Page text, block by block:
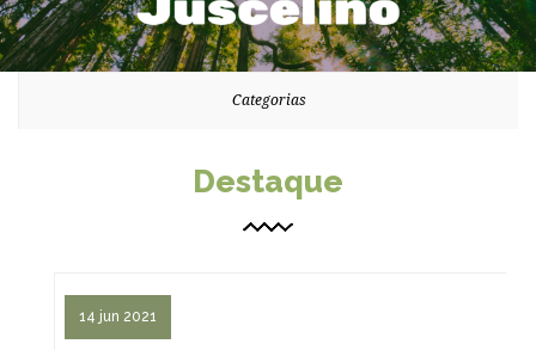
Categorias
Destaque
14 jun 2021
126